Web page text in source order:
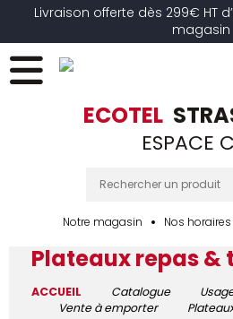
Livraison offerte dès 299€ HT
magasin
ECOTEL
ESPACE
Notre magasin Nos horaires
Plateaux repas &
ACCUEIL Catalogue
Vente à emporter